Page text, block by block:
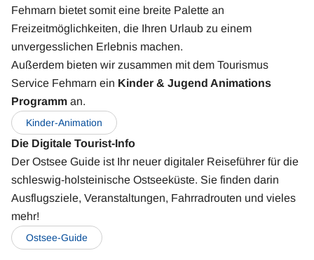
Fehmarn bietet somit eine breite Palette an
Freizeitmöglichkeiten, die Ihren Urlaub zu einem
unvergesslichen Erlebnis machen.
Außerdem bieten wir zusammen mit dem Tourismus
Service Fehmarn ein Kinder & Jugend Animations
Programm an.
Book
Now
Kinder-Animation
Die Digitale Tourist-Info
Der Ostsee Guide ist Ihr neuer digitaler Reiseführer für die
schleswig-holsteinische Ostseeküste. Sie finden darin
Ausflugsziele, Veranstaltungen, Fahrradrouten und vieles
mehr!
Book
Now
Ostsee-Guide